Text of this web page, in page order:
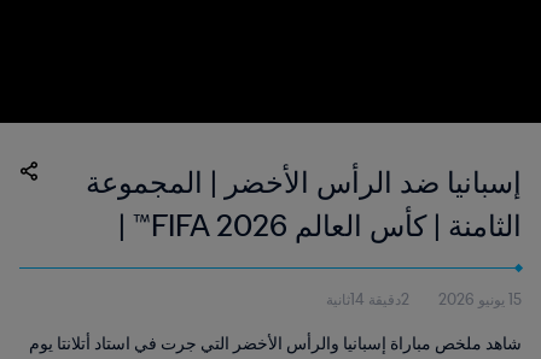
إسبانيا ضد الرأس الأخضر | المجموعة
الثامنة | كأس العالم FIFA 2026™ |
الملخص
15 يونيو 2026 2دقيقة 14ثانية
شاهد ملخص مباراة إسبانيا والرأس الأخضر التي جرت في استاد أتلانتا يوم